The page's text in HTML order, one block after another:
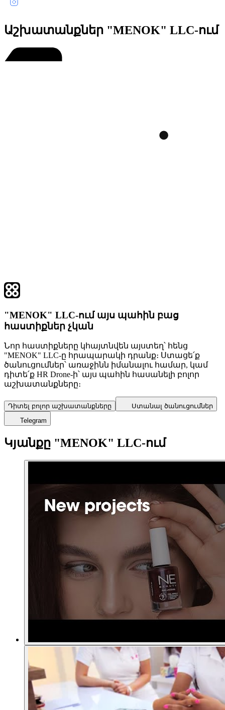
Աշխատանքներ "MENOK" LLC-ում
"MENOK" LLC-ում այս պահին բաց
հաստիքներ չկան
Նոր հաստիքները կհայտնվեն այստեղ՝ հենց
"MENOK" LLC-ը հրապարակի դրանք։ Ստացե՛ք
ծանուցումներ՝ առաջինն իմանալու համար, կամ
դիտե՛ք HR Drone-ի՝ այս պահին հասանելի բոլոր
աշխատանքները։
Դիտել բոլոր աշխատանքները
Ստանալ ծանուցումներ
Telegram
Կյանքը "MENOK" LLC-ում